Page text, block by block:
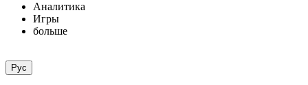
Аналитика
Игры
больше
Рус